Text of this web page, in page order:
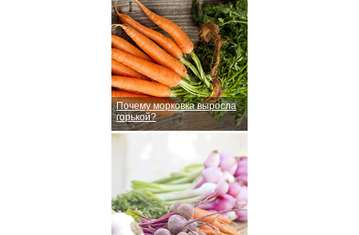
Почему морковка выросла
горькой?